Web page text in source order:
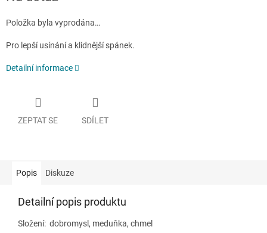
Položka byla vyprodána…
Pro lepší usínání a klidnější spánek.
Detailní informace
ZEPTAT SE SDÍLET
Popis Diskuze
Detailní popis produktu
Složení: dobromysl, meduňka, chmel